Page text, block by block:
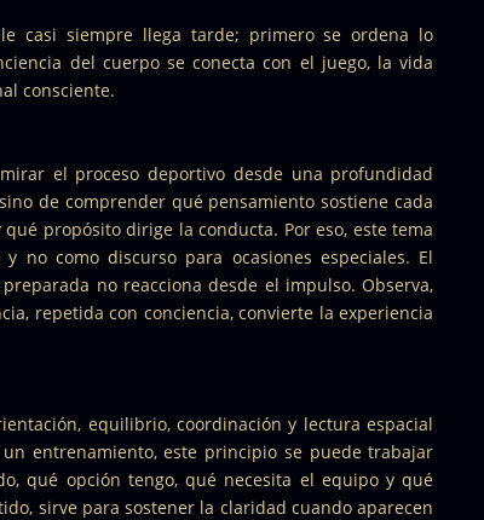
casi siempre llega tarde; primero se ordena lo
del cuerpo se conecta con el juego, la vida
consciente.
el proceso deportivo desde una profundidad
de comprender qué pensamiento sostiene cada
propósito dirige la conducta. Por eso, este tema
no como discurso para ocasiones especiales. El
no reacciona desde el impulso. Observa,
repetida con conciencia, convierte la experiencia
equilibrio, coordinación y lectura espacial
un entrenamiento, este principio se puede trabajar
qué opción tengo, qué necesita el equipo y qué
sirve para sostener la claridad cuando aparecen